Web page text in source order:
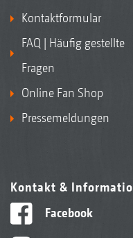
Kontaktformular
FAQ | Häufig gestellte
Fragen
Online Fan Shop
Pressemeldungen
Kontakt &
Facebook